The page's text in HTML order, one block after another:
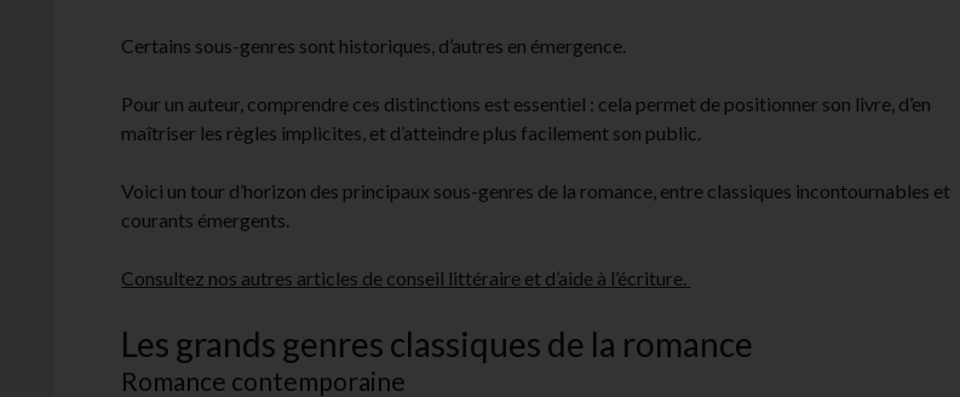
Certains sous-genres sont historiques, d’autres en émergence.
Pour un auteur, comprendre ces distinctions est essentiel : cela permet de positionner son livre, d’en
maîtriser les règles implicites, et d’atteindre plus facilement son public.
Voici un tour d’horizon des principaux sous-genres de la romance, entre classiques incontournables et
courants émergents.
Consultez nos autres articles de conseil littéraire et d’aide à l’écriture.
Les grands genres classiques de la romance
Romance contemporaine